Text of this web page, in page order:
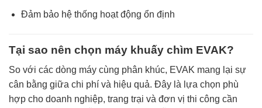
Đảm bảo hệ thống hoạt động ổn định
Tại sao nên chọn máy khuấy chìm EVAK?
So với các dòng máy cùng phân khúc, EVAK mang lại sự
cân bằng giữa chi phí và hiệu quả. Đây là lựa chọn phù
hợp cho doanh nghiệp, trang trại và đơn vị thi công cần